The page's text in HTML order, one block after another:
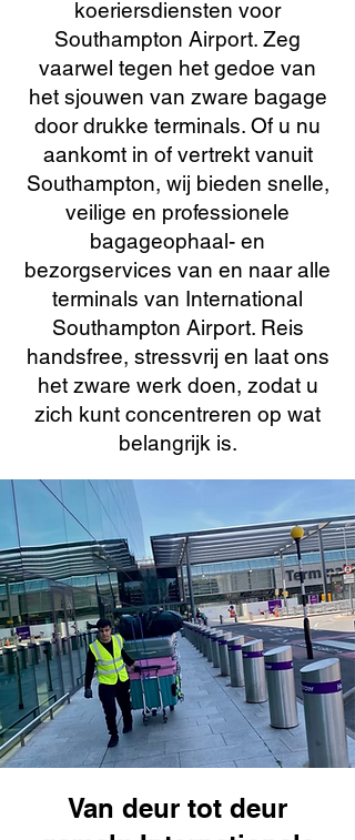
koeriersdiensten voor
Southampton Airport. Zeg
vaarwel tegen het gedoe van
het sjouwen van zware bagage
door drukke terminals. Of u nu
aankomt in of vertrekt vanuit
Southampton, wij bieden snelle,
veilige en professionele
bagageophaal- en
bezorgservices van en naar alle
terminals van International
Southampton Airport. Reis
handsfree, stressvrij en laat ons
het zware werk doen, zodat u
zich kunt concentreren op wat
belangrijk is.
Van deur tot deur